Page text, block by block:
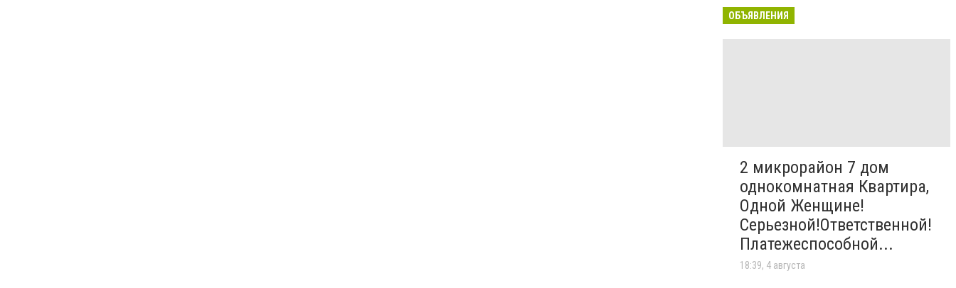
ОБЪЯВЛЕНИЯ
2 микрорайон 7 дом
однокомнатная Квартира,
Одной Женщине!
Серьезной!Ответственной!
Платежеспособной...
18:39, 4 августа